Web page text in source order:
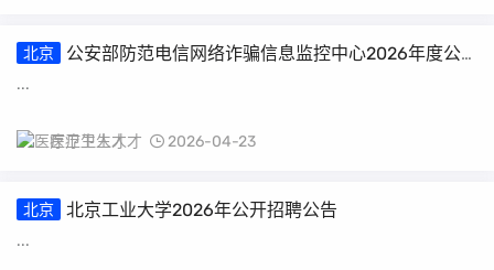
北京
公安部防范电信网络诈骗信息监控中心2026年度公
...
医疗卫生人才 2026-04-23
北京 北京工业大学2026年公开招聘公告
...